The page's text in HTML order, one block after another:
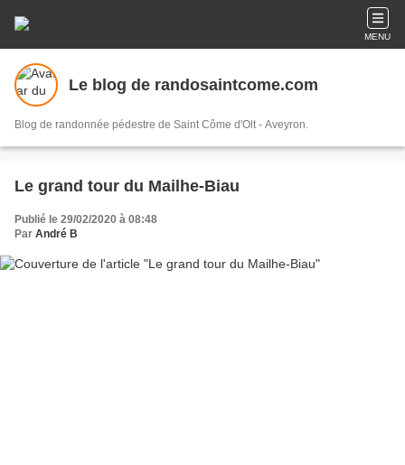
MENU
Le blog de randosaintcome.com
Blog de randonnée pédestre de Saint Côme d'Olt - Aveyron.
Le grand tour du Mailhe-Biau
Publié le 29/02/2020 à 08:48
Par André B